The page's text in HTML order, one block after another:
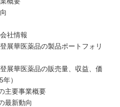
社情報
展華医薬品の製品ポートフォリ
展華医薬品の販売量、収益、価
）
主要事業概要
最新動向